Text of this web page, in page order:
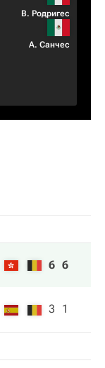
В. Родригес
А. Санчес
6 6
3 1